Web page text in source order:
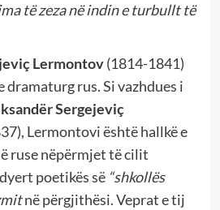
të zeza në indin e turbullt të
Lermontov(1814-1841)
dramaturg rus. Si vazhdues i
Sergejeviç
Lermontovi është hallkë e
ruse nëpërmjet të cilit
poetikës së “shkollës
në përgjithësi. Veprat e tij